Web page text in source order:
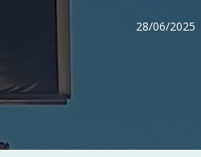
28/06/2025